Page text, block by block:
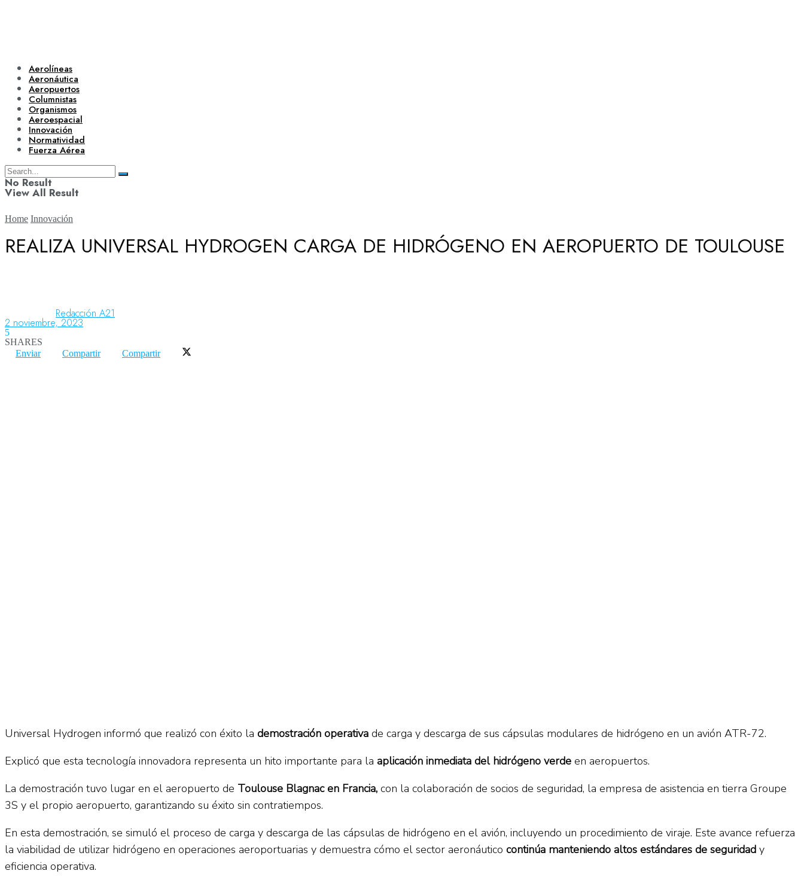
Aerolíneas
Aeronáutica
Aeropuertos
Columnistas
Organismos
Aeroespacial
Innovación
Normatividad
Fuerza Aérea
No Result
View All Result
Aeronáutica
Aeropuertos
View All Result
Home Innovación
REALIZA UNIVERSAL HYDROGEN CARGA DE HIDRÓGENO EN AEROPUERTO DE TOULOUSE
Redacción A21
2 noviembre, 2023
5
SHARES
Enviar
Compartir Compartir
Universal Hydrogen informó que realizó con éxito la demostración operativa de carga y descarga de sus cápsulas modulares de hidrógeno en un avión ATR-72.
Explicó que esta tecnología innovadora representa un hito importante para la aplicación inmediata del hidrógeno verde en aeropuertos.
La demostración tuvo lugar en el aeropuerto de Toulouse Blagnac en Francia, con la colaboración de socios de seguridad, la empresa de asistencia en tierra Groupe
3S y el propio aeropuerto, garantizando su éxito sin contratiempos.
En esta demostración, se simuló el proceso de carga y descarga de las cápsulas de hidrógeno en el avión, incluyendo un procedimiento de viraje. Este avance refuerza
la viabilidad de utilizar hidrógeno en operaciones aeroportuarias y demuestra cómo el sector aeronáutico continúa manteniendo altos estándares de seguridad y
eficiencia operativa.